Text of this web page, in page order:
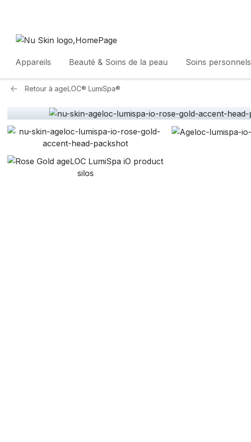
Appareils Beauté & Soins de la peau Soins personnels
Retour à ageLOC® LumiSpa®